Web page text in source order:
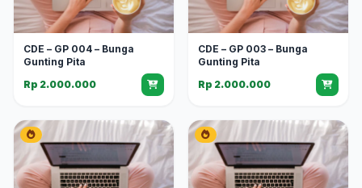
CDE – GP 004 – Bunga
Gunting Pita
Rp 2.000.000
CDE – GP 003 – Bunga
Gunting Pita
Rp 2.000.000